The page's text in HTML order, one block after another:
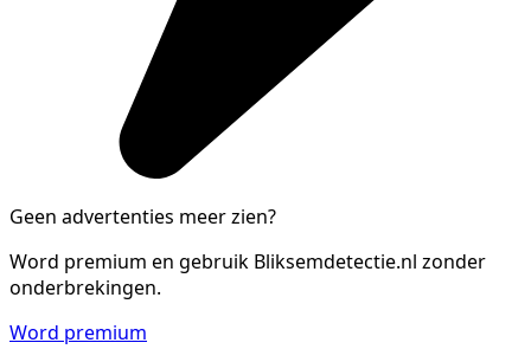
Geen advertenties meer zien?
Word premium en gebruik Bliksemdetectie.nl zonder
onderbrekingen.
Word premium